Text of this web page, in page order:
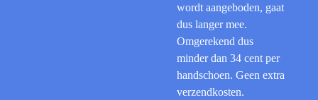
wordt aangeboden, gaat
dus langer mee.
Omgerekend dus
minder dan 34 cent per
handschoen. Geen extra
verzendkosten.